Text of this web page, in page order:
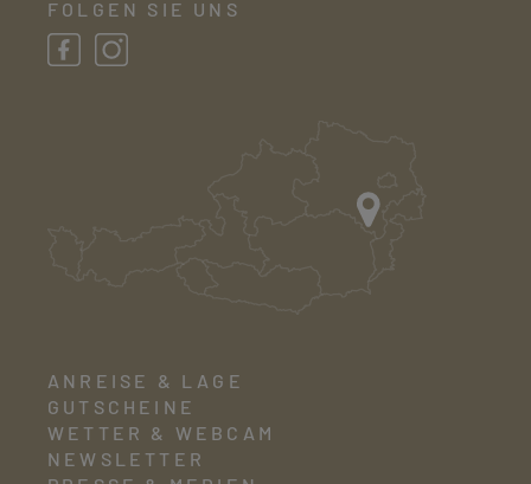
FOLGEN SIE UNS
ANREISE & LAGE
GUTSCHEINE
WETTER & WEBCAM
NEWSLETTER